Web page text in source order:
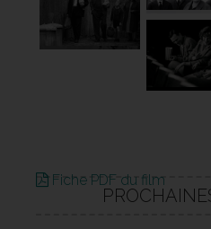
Fiche PDF du film